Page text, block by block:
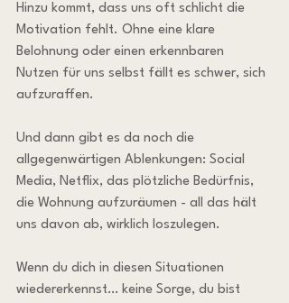
Hinzu kommt, dass uns oft schlicht die
Motivation fehlt. Ohne eine klare
Belohnung oder einen erkennbaren
Nutzen für uns selbst fällt es schwer, sich
aufzuraffen.
Und dann gibt es da noch die
allgegenwärtigen Ablenkungen: Social
Media, Netflix, das plötzliche Bedürfnis,
die Wohnung aufzuräumen - all das hält
uns davon ab, wirklich loszulegen.
Wenn du dich in diesen Situationen
wiedererkennst… keine Sorge, du bist